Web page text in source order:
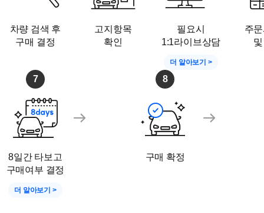
차량 검색 후
구매 결정
고지항목
확인
필요시
1:1라이브상담
더 알아보기 >
주
7
8일간 타보고
구매여부 결정
더 알아보기 >
8
구매 확정